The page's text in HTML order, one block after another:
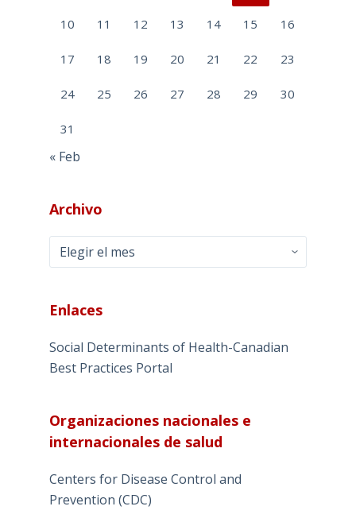
10 11 12 13 14 15 16
17 18 19 20 21 22 23
24 25 26 27 28 29 30
31
« Feb
Archivo
Archivo
Enlaces
Social Determinants of Health-Canadian
Best Practices Portal
Organizaciones nacionales e
internacionales de salud
Centers for Disease Control and
Prevention (CDC)